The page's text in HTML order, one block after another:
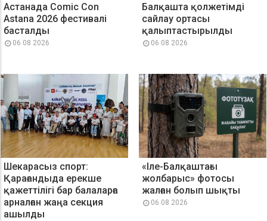
Астанада Comic Con
Astana 2026 фестивалі
басталды
06 08 2026
Балқашта қолжетімді
сайлау ортасы
қалыптастырылды
06 08 2026
Шекарасыз спорт:
Қарағандыда ерекше
қажеттілігі бар балаларға
арналған жаңа секция
ашылды
«Іле-Балқаштағы
жолбарыс» фотосы
жалған болып шықты
06 08 2026